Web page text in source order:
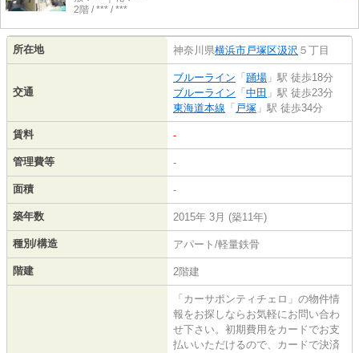
2階 / *** / ***
所在地 神奈川県横浜市戸塚区汲沢 ５丁目
交通
ブルーライン 「 踊場 」駅 徒歩18分
ブルーライン 「 中田 」駅 徒歩23分
東海道本線 「 戸塚 」駅 徒歩34分
賃料 -
管理費等 -
面積 -
築年数 2015年 3月 (築11年)
種別/構造 アパート/軽量鉄骨
階建 2階建
「カーサポンティチェロ」の物件情
報をお探しならお気軽にお問い合わ
せ下さい。初期費用をカードでお支
払いいただけるので、カードで決済